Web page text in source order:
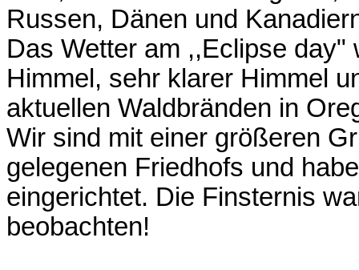
Russen, Dänen und
Das Wetter am ,,Eclipse
Himmel, sehr klarer Himmel
aktuellen Waldbränden in
Wir sind mit einer größeren
gelegenen Friedhofs und
eingerichtet. Die Finsternis
beobachten!